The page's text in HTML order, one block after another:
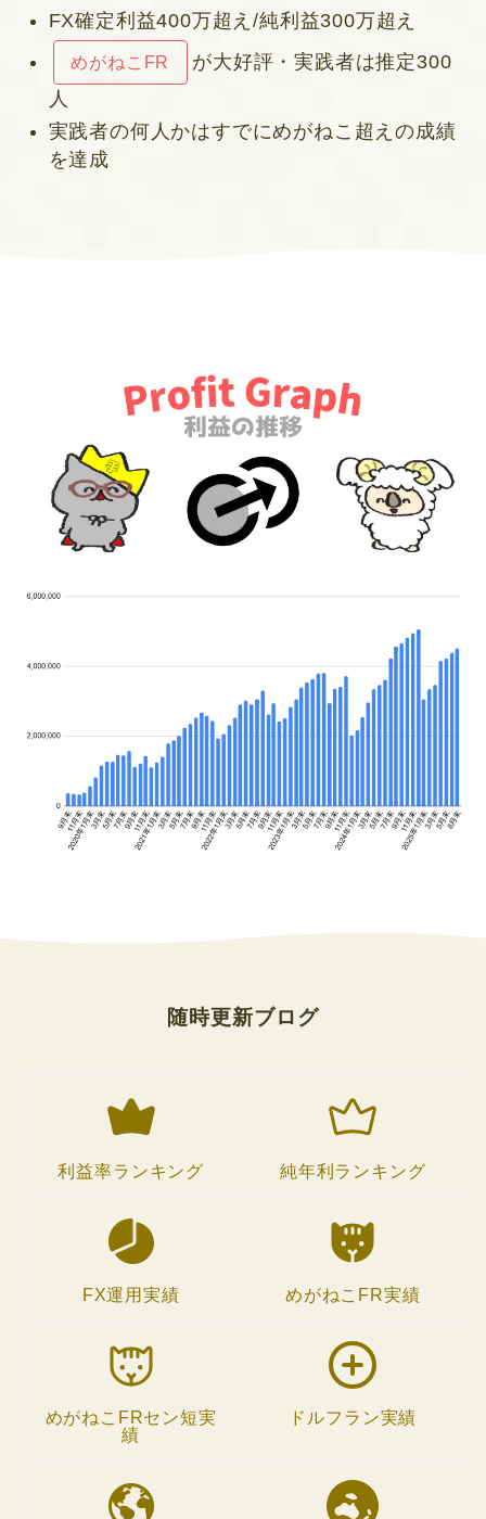
FX確定利益400万超え/純利益300万超え
めがねこFR
が大好評・実践者は推定300
人
実践者の何人かはすでにめがねこ超えの成績
を達成
随時更新ブログ
利益率ランキング 純年利ランキング
FX運用実績 めがねこFR実績
めがねこFRセン短実
績
ドルフラン実績